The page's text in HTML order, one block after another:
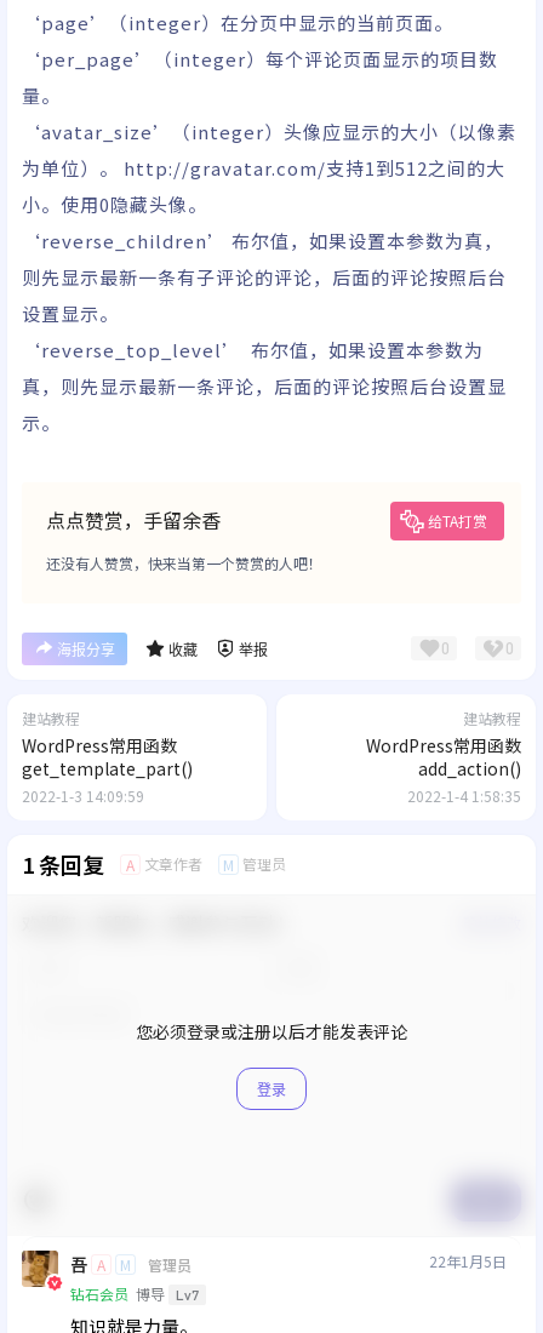
‘page’（integer）在分页中显示的当前页面。
‘per_page’（integer）每个评论页面显示的项目数
量。
‘avatar_size’（integer）头像应显示的大小（以像素
为单位）。 http://gravatar.com/支持1到512之间的大
小。使用0隐藏头像。
‘reverse_children’ 布尔值，如果设置本参数为真，
则先显示最新一条有子评论的评论，后面的评论按照后台
设置显示。
‘reverse_top_level’ 布尔值，如果设置本参数为
真，则先显示最新一条评论，后面的评论按照后台设置显
示。
点点赞赏，手留余香 给TA打赏
还没有人赞赏，快来当第一个赞赏的人吧！
海报分享 收藏 举报 0 0
建站教程
WordPress常用函数
get_template_part()
2022-1-3 14:09:59
建站教程
WordPress常用函数
add_action()
2022-1-4 1:58:35
1 条回复 A 文章作者 M 管理员
您必须登录或注册以后才能发表评论
登录
吾 A M
管理员
钻石会员 博导 Lv7
22年1月5日
知识就是力量。